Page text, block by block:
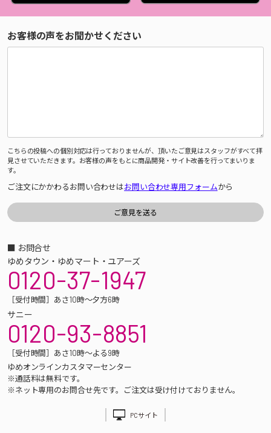
お客様の声をお聞かせください
こちらの投稿への個別対応は行っておりませんが、頂いたご意見はスタッフがすべて拝
見させていただきます。お客様の声をもとに商品開発・サイト改善を行ってまいりま
す。
ご注文にかかわるお問い合わせはお問い合わせ専用フォームから
■ お問合せ
ゆめタウン・ゆめマート・ユアーズ
0120-37-1947
［受付時間］あさ10時～夕方6時
サニー
0120-93-8851
［受付時間］あさ10時～よる9時
ゆめオンラインカスタマーセンター
※通話料は無料です。
※ネット専用のお問合せ先です。ご注文は受け付けておりません。
PCサイト